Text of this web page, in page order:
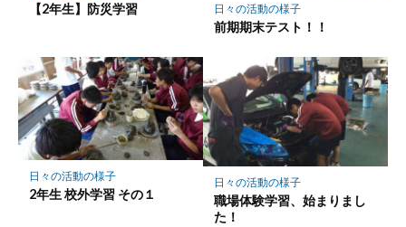
【2年生】防災学習 日々の活動の様子
前期期末テスト！！
日々の活動の様子
2年生 校外学習 その１
日々の活動の様子
職場体験学習、始まりまし
た！